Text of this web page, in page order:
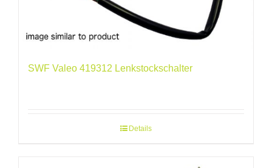
SWF Valeo 419312 Lenkstockschalter
Details